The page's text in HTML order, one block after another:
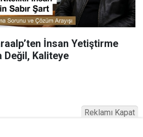
İnsan Yetiştirme
Değil, Kaliteye
Reklamı Kapat